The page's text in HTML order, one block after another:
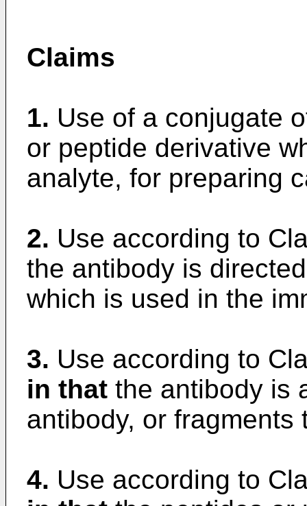
Claims
1. Use of a conjugate
or peptide derivative
analyte, for preparing
2. Use according to
the antibody is
which is used in the
3. Use according to
in that the antibody is
antibody, or fragments
4. Use according to